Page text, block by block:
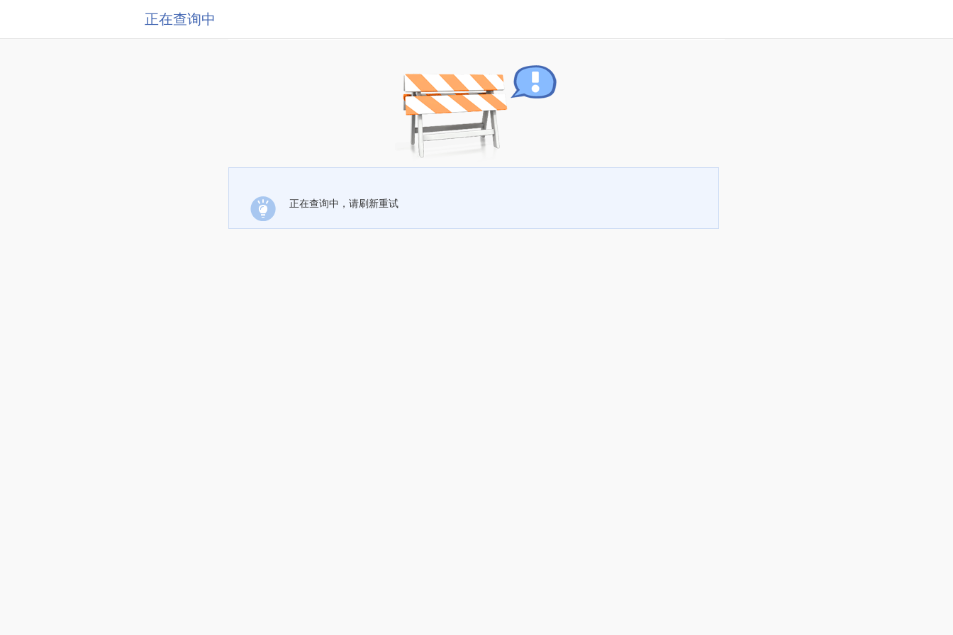
正在查询中
正在查询中，请刷新重试